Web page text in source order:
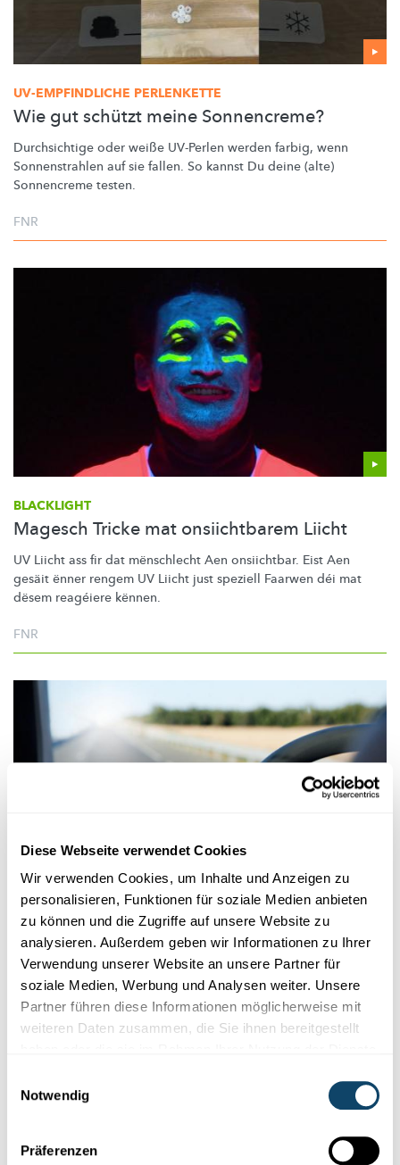
Diese Webseite verwendet Cookies
Wir verwenden Cookies, um Inhalte und Anzeigen zu
personalisieren, Funktionen für soziale Medien anbieten
zu können und die Zugriffe auf unsere Website zu
analysieren. Außerdem geben wir Informationen zu Ihrer
Verwendung unserer Website an unsere Partner für
soziale Medien, Werbung und Analysen weiter. Unsere
Partner führen diese Informationen möglicherweise mit
weiteren Daten zusammen, die Sie ihnen bereitgestellt
Notwendig
Präferenzen
UV-EMPFINDLICHE PERLENKETTE
Wie gut schützt meine Sonnencreme?
Durchsichtige oder weiße UV-Perlen werden farbig, wenn
Sonnenstrahlen auf sie fallen. So kannst Du deine (alte)
Sonnencreme testen.
FNR
BLACKLIGHT
Magesch Tricke mat onsiichtbarem Liicht
UV Liicht ass fir dat mënschlecht Aen onsiichtbar. Eist Aen
gesäit ënner rengem UV Liicht just speziell Faarwen déi mat
dësem reagéiere kënnen.
FNR
UV-STRAHLEN
Kann een hannert enger Fënster brong ginn?
Kann ee bei laangen Autosfaarte brong gi – virausgesat d’Sonn
schéngt? An kann een hannert enger Fënster souguer en
Sonnebrand kréien?
Folgescience.lu